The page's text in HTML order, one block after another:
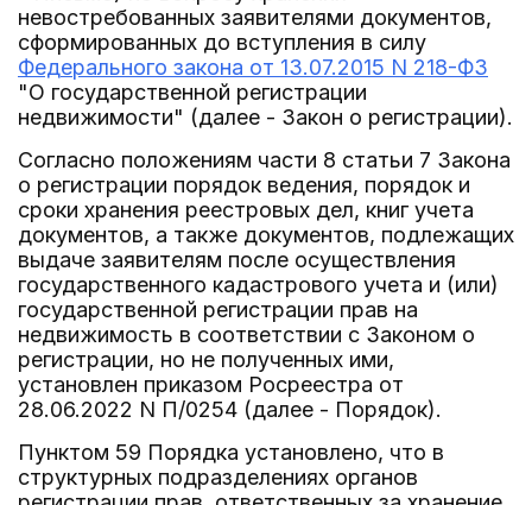
невостребованных заявителями документов,
сформированных до вступления в силу
Федерального закона от 13.07.2015 N 218-ФЗ
"О государственной регистрации
недвижимости" (далее - Закон о регистрации).
Согласно положениям части 8 статьи 7 Закона
о регистрации порядок ведения, порядок и
сроки хранения реестровых дел, книг учета
документов, а также документов, подлежащих
выдаче заявителям после осуществления
государственного кадастрового учета и (или)
государственной регистрации прав на
недвижимость в соответствии с Законом о
регистрации, но не полученных ими,
установлен приказом Росреестра от
28.06.2022 N П/0254 (далее - Порядок).
Пунктом 59 Порядка установлено, что в
структурных подразделениях органов